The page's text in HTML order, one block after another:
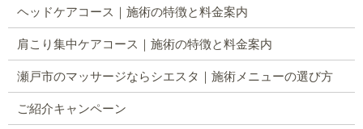
ヘッドケアコース｜施術の特徴と料金案内
肩こり集中ケアコース｜施術の特徴と料金案内
瀬戸市のマッサージならシエスタ｜施術メニューの選び方
ご紹介キャンペーン